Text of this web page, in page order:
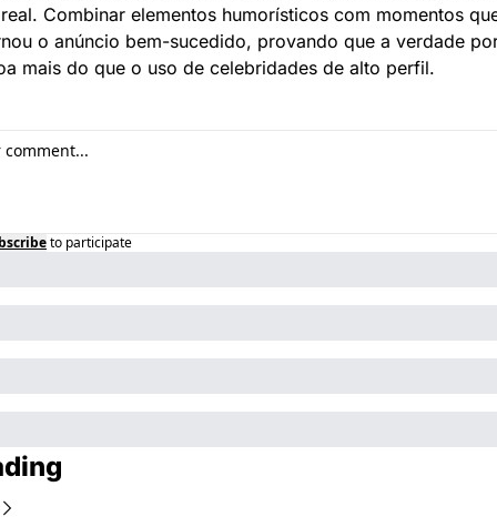
Combinar elementos humorísticos com momentos
o anúncio bem-sucedido, provando que a verdade
mais do que o uso de celebridades de alto perfil.
to participate